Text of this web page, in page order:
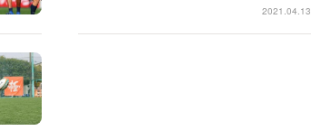
2021.04.13